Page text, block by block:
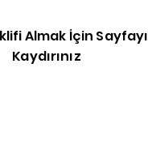
Almak İçin Sayfayı
Kaydırınız